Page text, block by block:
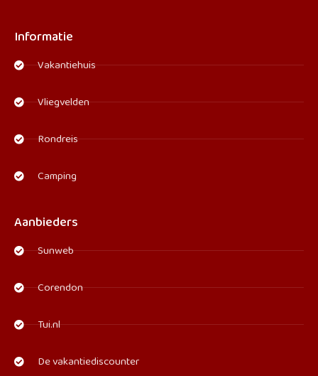
Informatie
Vakantiehuis
Vliegvelden
Rondreis
Camping
Aanbieders
Sunweb
Corendon
Tui.nl
De vakantiediscounter